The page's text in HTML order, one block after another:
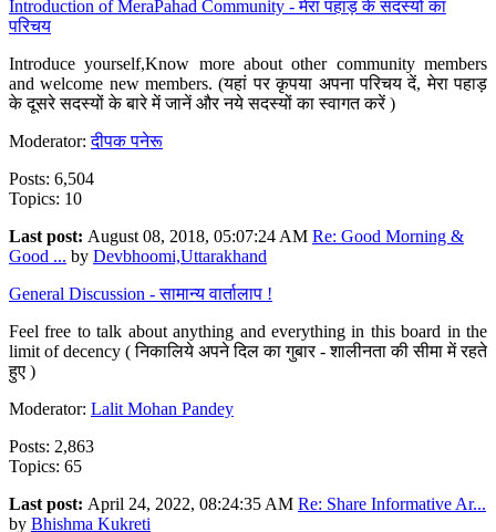
Introduction of MeraPahad Community - मेरा पहाड़ के सदस्यों का
परिचय
Introduce yourself,Know more about other community members
and welcome new members. (यहां पर कृपया अपना परिचय दें, मेरा पहाड़
के दूसरे सदस्यों के बारे में जानें और नये सदस्यों का स्वागत करें )
Moderator:दीपक पनेरू
Posts: 6,504
Topics: 10
Last post: August 08, 2018, 05:07:24 AM Re: Good Morning &
Good ... by Devbhoomi,Uttarakhand
General Discussion - सामान्य वार्तालाप !
Feel free to talk about anything and everything in this board in the
limit of decency ( निकालिये अपने दिल का गुबार - शालीनता की सीमा में रहते
हुए )
Moderator: Lalit Mohan Pandey
Posts: 2,863
Topics: 65
Last post: April 24, 2022, 08:24:35 AM Re: Share Informative Ar...
by Bhishma Kukreti